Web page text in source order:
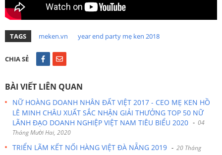
TAGS meken.vn year end party mẹ ken 2018
CHIA SẺ
BÀI VIẾT LIÊN QUAN
NỮ HOÀNG DOANH NHÂN ĐẤT VIỆT 2017 - CEO MẸ KEN HỒ
LÊ MINH CHÂU XUẤT SẮC NHẬN GIẢI THƯỞNG TOP 50 NỮ
LÃNH ĐẠO DOANH NGHIỆP VIỆT NAM TIÊU BIỂU 2020 - 04
Tháng Mười Hai, 2020
TRIỂN LÃM KẾT NỐI HÀNG VIỆT ĐÀ NẴNG 2019 - 20 Tháng